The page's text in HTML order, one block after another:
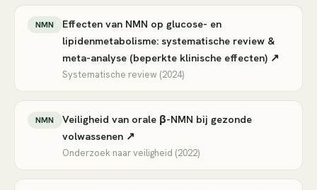
NMN
Effecten van NMN op glucose- en
lipidenmetabolisme: systematische review &
meta-analyse (beperkte klinische effecten) ↗
Systematische review (2024)
NMN
Veiligheid van orale β-NMN bij gezonde
volwassenen ↗
Onderzoek naar veiligheid (2022)